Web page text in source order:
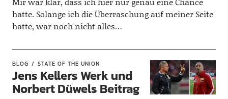
hatte. Solange ich die Überraschung auf meiner Seite
hatte, war noch nicht alles…
BLOG STATE OF THE UNION
Jens Kellers Werk und
Norbert Düwels Beitrag